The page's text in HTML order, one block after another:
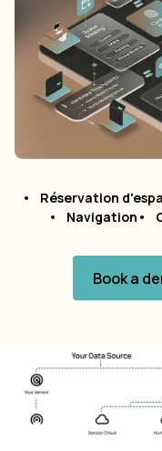
Réservation
Navigation
Book a